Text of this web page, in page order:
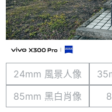
24mm 風景人像
85mm 黑白肖像